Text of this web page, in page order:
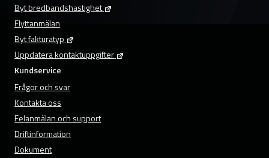
Byt bredbandshastighet
Flyttanmälan
Byt fakturatyp
Uppdatera kontaktuppgifter
Kundservice
Frågor och svar
Kontakta oss
Felanmälan och support
Driftinformation
Dokument